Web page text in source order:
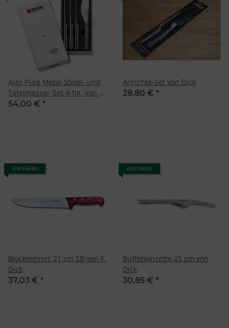
Ajax Pure Metal Steak- und
Tafelmesser-Set 4-tlg. von F.
Dick
54,00 € *
Anrichte-Set von Dick
28,80 € *
AUF LAGER
Blockmesser 21 cm SB von F.
Dick
37,03 € *
AUF LAGER
Buffetpinzette 25 cm von
Dick
30,85 € *